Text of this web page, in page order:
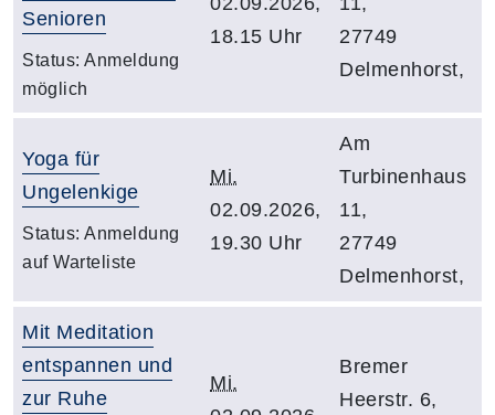
Senioren
Status: Anmeldung
möglich
18.15 Uhr
27749
Delmenhorst,
Yoga für
Ungelenkige
Status: Anmeldung
auf Warteliste
Mi.
02.09.2026,
19.30 Uhr
Am
Turbinenhaus
11,
27749
Delmenhorst,
Mit Meditation
entspannen und
zur Ruhe
Mi.
Bremer
Heerstr. 6,